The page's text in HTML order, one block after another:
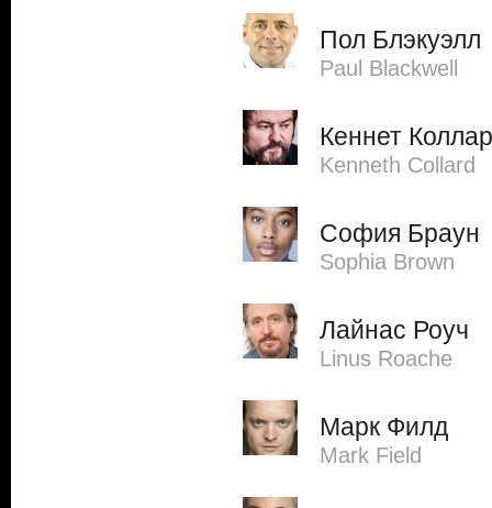
Пол Блэкуэлл
Paul Blackwell
Кеннет Коллар
Kenneth Collard
София Браун
Sophia Brown
Лайнас Роуч
Linus Roache
Марк Филд
Mark Field